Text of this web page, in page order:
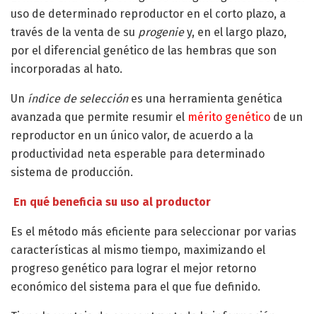
uso de determinado reproductor en el corto plazo, a
través de la venta de su progeniey, en el largo plazo,
por el diferencial genético de las hembras que son
incorporadas al hato.
Un índice de selecciónes una herramienta genética
avanzada que permite resumir el mérito genético de un
reproductor en un único valor, de acuerdo a la
productividad neta esperable para determinado
sistema de producción.
En qué beneficia su uso al productor
Es el método más eficiente para seleccionar por varias
características al mismo tiempo, maximizando el
progreso genético para lograr el mejor retorno
económico del sistema para el que fue definido.